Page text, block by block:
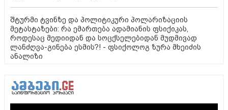
შტურმი ტვინზე და პოლიტიკური პოლარიზაციის
მეტასტაზები: რა ემართება ადამიანის ფსიქიკას,
როდესაც მედიიდან და სოცქსელებიდან მუდმივად
ლანძღვა-გინება ესმის?! - ფსიქოლოგ ზურა მხეიძის
ანალიზი